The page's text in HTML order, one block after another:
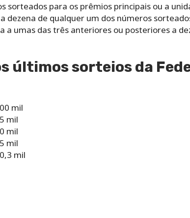
sorteados para os prêmios principais ou a
dezena de qualquer um dos números
a umas das três anteriores ou posteriores a
últimos sorteios da
mil
mil
mil
mil
mil